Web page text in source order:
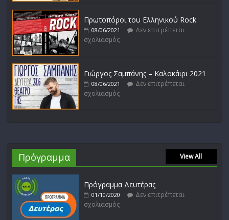
Πρωτοπόροι του Ελληνικού Rock
08/06/2021
Δεν επιτρέπεται
σχολιασμός
Γιώργος Σαμπάνης – Καλοκάιρι 2021
08/06/2021
Δεν επιτρέπεται
σχολιασμός
Πρόγραμμα View All
Πρόγραμμα Δευτέρας
01/10/2020
Δεν επιτρέπεται
σχολιασμός